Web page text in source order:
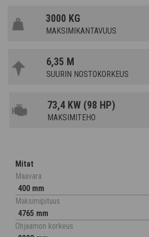
3000 KG
MAKSIMIKANTAVUUS
6,35 M
SUURIN NOSTOKORKEUS
73,4 KW (98 HP)
MAKSIMITEHO
Mitat
Maavara
400 mm
Maksimipituus
4765 mm
Ohjaamon korkeus